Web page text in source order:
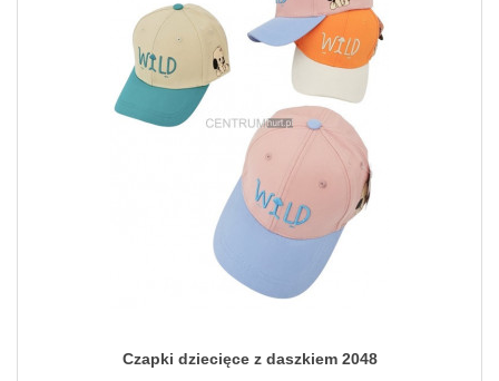
Czapki dziecięce z daszkiem 2048